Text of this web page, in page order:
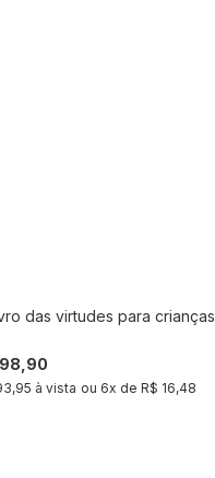
das virtudes para crianças
à vista ou 6x de R$ 16,48